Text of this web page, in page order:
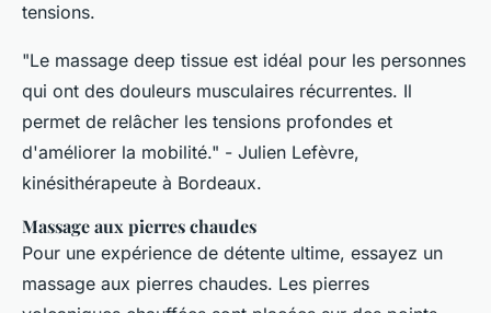
tensions.
"Le massage deep tissue est idéal pour les personnes
qui ont des douleurs musculaires récurrentes. Il
permet de relâcher les tensions profondes et
d'améliorer la mobilité." - Julien Lefèvre,
kinésithérapeute à Bordeaux.
Massage aux pierres chaudes
Pour une expérience de détente ultime, essayez un
massage aux pierres chaudes. Les pierres